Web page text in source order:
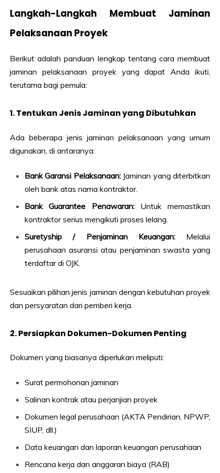
Langkah-Langkah Membuat Jaminan
Pelaksanaan Proyek
Berikut adalah panduan lengkap tentang cara membuat
jaminan pelaksanaan proyek yang dapat Anda ikuti,
terutama bagi pemula:
1. Tentukan Jenis Jaminan yang Dibutuhkan
Ada beberapa jenis jaminan pelaksanaan yang umum
digunakan, di antaranya:
Bank Garansi Pelaksanaan:Jaminan yang diterbitkan
oleh bank atas nama kontraktor.
Bank Guarantee Penawaran:Untuk memastikan
kontraktor serius mengikuti proses lelang.
Suretyship / Penjaminan Keuangan:Melalui
perusahaan asuransi atau penjaminan swasta yang
terdaftar di OJK.
Sesuaikan pilihan jenis jaminan dengan kebutuhan proyek
dan persyaratan dari pemberi kerja.
2. Persiapkan Dokumen-Dokumen Penting
Dokumen yang biasanya diperlukan meliputi:
Surat permohonan jaminan
Salinan kontrak atau perjanjian proyek
Dokumen legal perusahaan (AKTA Pendirian, NPWP,
SIUP, dll.)
Data keuangan dan laporan keuangan perusahaan
Rencana kerja dan anggaran biaya (RAB)